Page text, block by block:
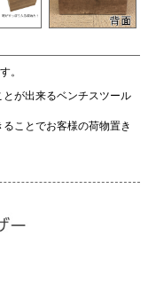
。
が出来るベンチスツール
ことでお客様の荷物置き